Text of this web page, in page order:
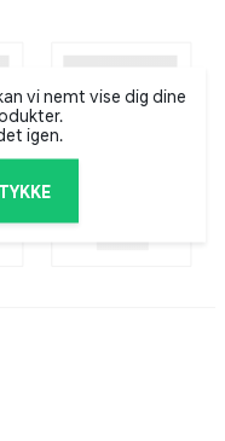
vi nemt vise dig dine
igen.